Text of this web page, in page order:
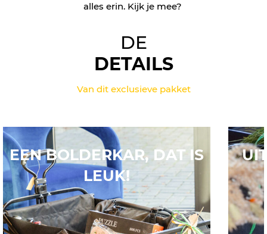
alles erin. Kijk je mee?
DE
DETAILS
Van dit exclusieve pakket
EEN BOLDERKAR, DAT IS
LEUK!